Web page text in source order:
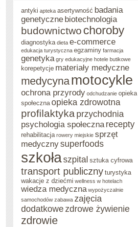
antyki apteka asertywność badania
genetyczne biotechnologia
budownictwo choroby
diagnostyka dieta e-commerce
edukacja turystyczna egzaminy farmacja
genetyka gry edukacyjne hotele butikowe
korepetycje materiały medyczne
medycyna motocykle
ochrona przyrody odchudzanie opieka
społeczna opieka zdrowotna
profilaktyka przychodnia
psychologia społeczna recepty
rehabilitacja rowery miejskie sprzęt
medycznysuperfoods
szkołaszpital sztuka cyfrowa
transport publiczny turystyka
wakacje z dziećmi wellness w hotelach
wiedza medyczna wypożyczalnie
samochodów zabawa zajęcia
dodatkowezdrowe żywienie
zdrowie